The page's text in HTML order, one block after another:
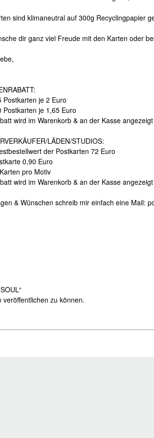
sind klimaneutral auf 300g Recyclingpapier
dir ganz viel Freude mit den Karten oder
je 2 Euro
Postkarten je 1,65 Euro
wird im Warenkorb & an der Kasse angezeigt
LÄDEN/STUDIOS:
der Postkarten 72 Euro
0,90 Euro
pro Motiv
wird im Warenkorb & an der Kasse angezeigt
& Wünschen schreib mir einfach eine Mail:
zu können.